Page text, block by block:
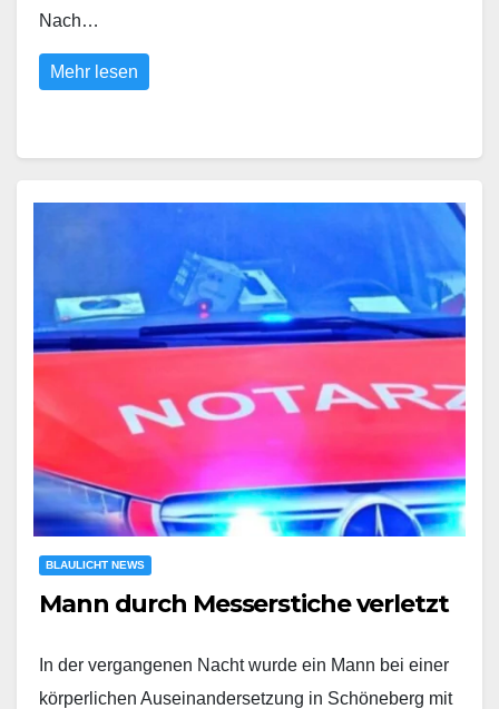
Nach…
Mehr lesen
BLAULICHT NEWS
Mann durch Messerstiche verletzt
In der vergangenen Nacht wurde ein Mann bei einer
körperlichen Auseinandersetzung in Schöneberg mit